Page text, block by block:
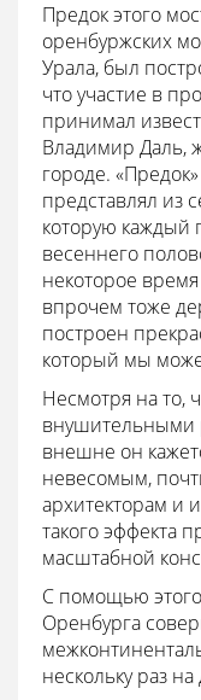
Предок этого
оренбуржских
Урала, был
что участие в
принимал
Владимир Даль,
городе.
представлял из
которую каждый
весеннего
некоторое
впрочем тоже
построен
который мы
Несмотря на то,
внушительными
внешне он
невесомым,
архитекторам и
такого эффекта
масштабной
С помощью
Оренбурга
нескольку раз